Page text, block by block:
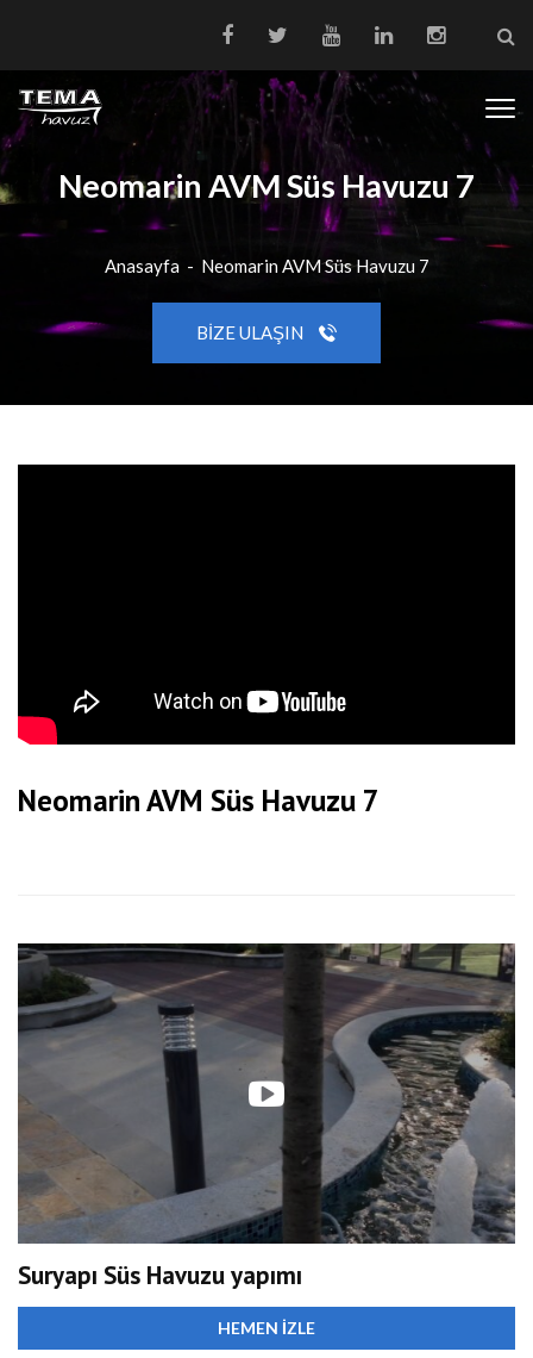
Neomarin AVM Süs Havuzu 7
Anasayfa - Neomarin AVM Süs Havuzu 7
BIZE ULAŞIN
Neomarin AVM Süs Havuzu 7
Suryapı Süs Havuzu yapımı
HEMEN İZLE